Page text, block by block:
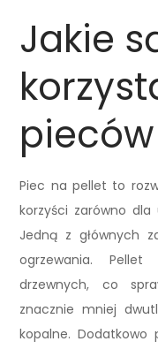
Jakie
Piec na pellet to
korzyści zarówno dla
Jedną z głównych
ogrzewania.
drzewnych, co
znacznie mniej
kopalne.